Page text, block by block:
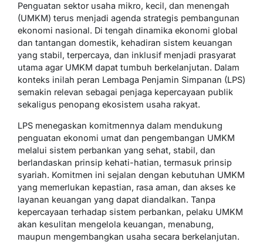
Penguatan sektor usaha mikro, kecil, dan menengah
(UMKM) terus menjadi agenda strategis pembangunan
ekonomi nasional. Di tengah dinamika ekonomi global
dan tantangan domestik, kehadiran sistem keuangan
yang stabil, terpercaya, dan inklusif menjadi prasyarat
utama agar UMKM dapat tumbuh berkelanjutan. Dalam
konteks inilah peran Lembaga Penjamin Simpanan (LPS)
semakin relevan sebagai penjaga kepercayaan publik
sekaligus penopang ekosistem usaha rakyat.
LPS menegaskan komitmennya dalam mendukung
penguatan ekonomi umat dan pengembangan UMKM
melalui sistem perbankan yang sehat, stabil, dan
berlandaskan prinsip kehati-hatian, termasuk prinsip
syariah. Komitmen ini sejalan dengan kebutuhan UMKM
yang memerlukan kepastian, rasa aman, dan akses ke
layanan keuangan yang dapat diandalkan. Tanpa
kepercayaan terhadap sistem perbankan, pelaku UMKM
akan kesulitan mengelola keuangan, menabung,
maupun mengembangkan usaha secara berkelanjutan.